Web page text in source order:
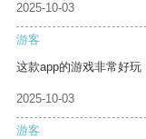
2025-10-03
游客
这款app的游戏非常好玩
2025-10-03
游客